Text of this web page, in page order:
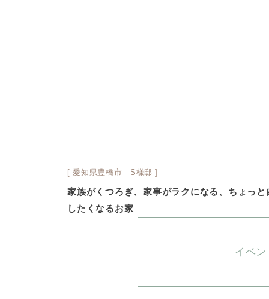
[ 愛知県豊橋市 S様邸 ]
家族がくつろぎ、家事がラクになる、ちょっと
したくなるお家
イベ